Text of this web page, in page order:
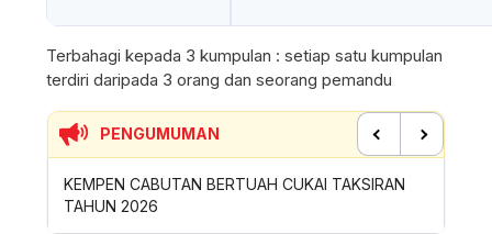
Terbahagi kepada 3 kumpulan : setiap satu kumpulan
terdiri daripada 3 orang dan seorang pemandu
PENGUMUMAN
TAKSIRAN
SUMBANGAN INSENTIF AKTIVITI GOTONG-
ROYONG MBS TAHUN 2026